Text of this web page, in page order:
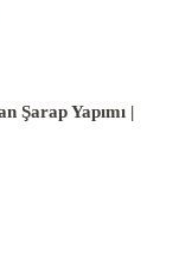
Şarap Yapımı |